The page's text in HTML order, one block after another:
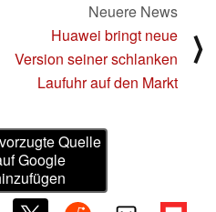
Neuere News
Huawei bringt neue
Version seiner schlanken
Laufuhr auf den Markt
⟩
Quelle
Google